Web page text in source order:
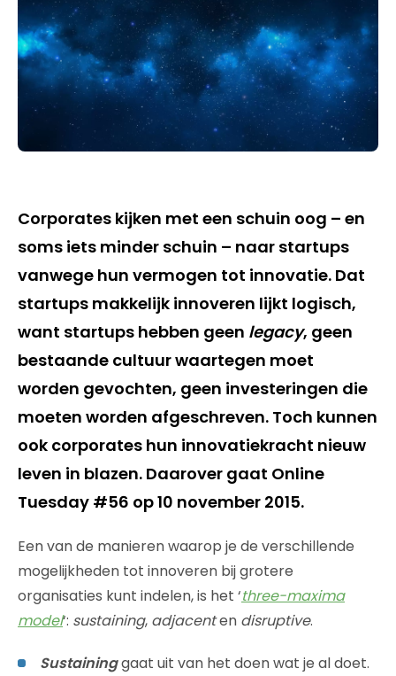
Corporates kijken met een schuin oog – en
soms iets minder schuin – naar startups
vanwege hun vermogen tot innovatie. Dat
startups makkelijk innoveren lijkt logisch,
want startups hebben geen legacy, geen
bestaande cultuur waartegen moet
worden gevochten, geen investeringen die
moeten worden afgeschreven. Toch kunnen
ook corporates hun innovatiekracht nieuw
leven in blazen. Daarover gaat Online
Tuesday #56 op 10 november 2015.
Een van de manieren waarop je de verschillende
mogelijkheden tot innoveren bij grotere
organisaties kunt indelen, is het ‘three-maxima
model‘: sustaining, adjacenten disruptive.
Sustaininggaat uit van het doen wat je al doet.